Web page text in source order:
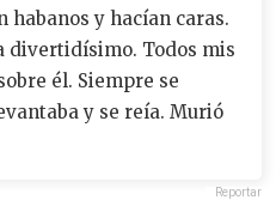
habanos y hacían caras.
divertidísimo. Todos mis
él. Siempre se
y se reía. Murió
Reportar